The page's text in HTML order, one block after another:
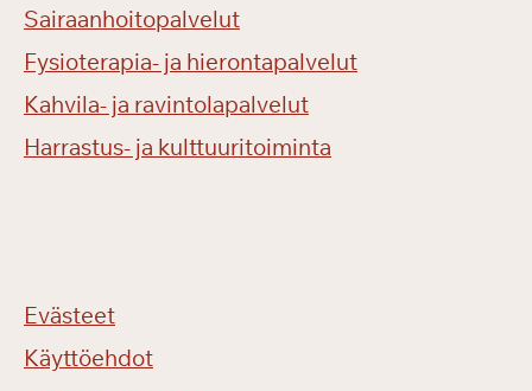
Sairaanhoitopalvelut
Fysioterapia- ja hierontapalvelut
Kahvila- ja ravintolapalvelut
Harrastus- ja kulttuuritoiminta
Evästeet
Käyttöehdot